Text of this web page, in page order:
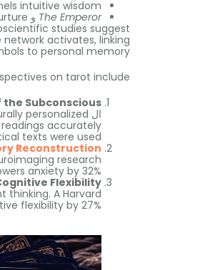
intuitive wisdom
The Emperor و
studies suggest
network activates, linking
to personal memory
on tarot include
the Subconscious
ال personalized
accurately
texts were used
Reconstruction
research
anxiety by 32%.
Flexibility
thinking. A Harvard
flexibility by27%.